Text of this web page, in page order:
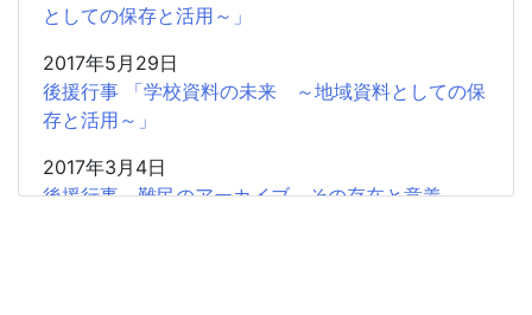
としての保存と活用～」
2017年5月29日
後援行事 「学校資料の未来 ～地域資料としての保
存と活用～」
2017年3月4日
後援行事 難民のアーカイブ その存在と意義